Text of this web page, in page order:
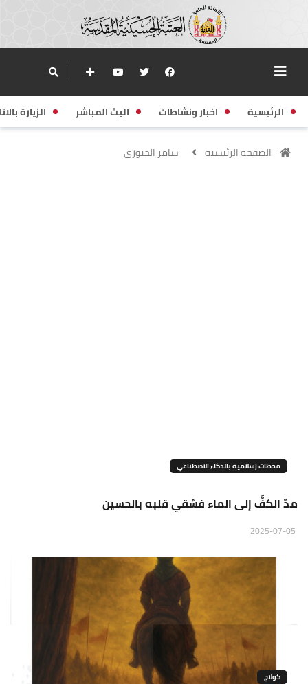
الرئيسية اخبار ونشاطات البث المباشر الزيارة
الصفحة الرئيسية سامر الجبوري
محطات إسلامية بالذكاء الاصطناعي
مدّ الكفَّ إلى الماء فسُقي قلبه بالحسين
كولاج